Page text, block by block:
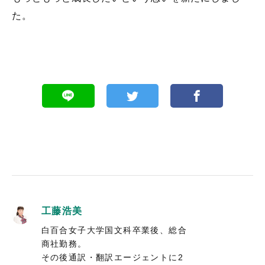
た。
工藤浩美
白百合女子大学国文科卒業後、総合
商社勤務。
その後通訳・翻訳エージェントに2